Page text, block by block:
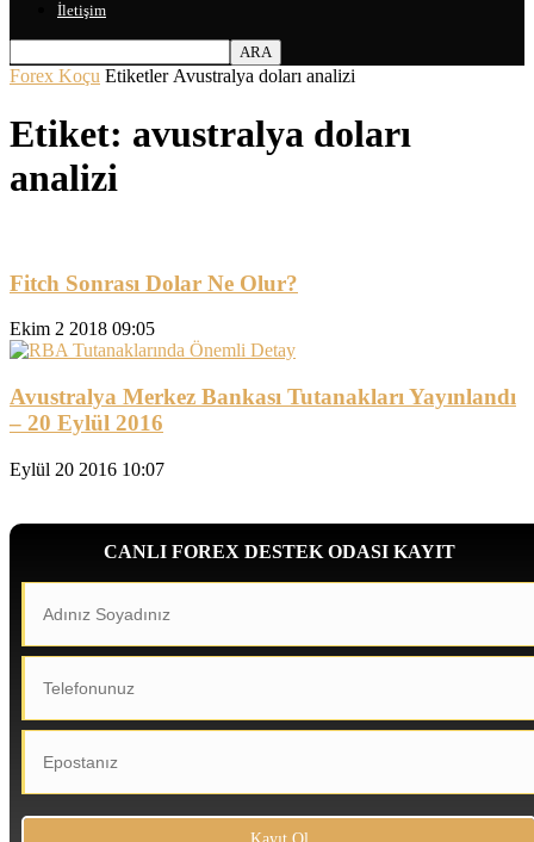
İletişim
Forex Koçu Etiketler Avustralya doları analizi
Etiket: avustralya doları
analizi
Fitch Sonrası Dolar Ne Olur?
Ekim 2 2018 09:05
Avustralya Merkez Bankası Tutanakları Yayınlandı
– 20 Eylül 2016
Eylül 20 2016 10:07
CANLI FOREX DESTEK ODASI KAYIT